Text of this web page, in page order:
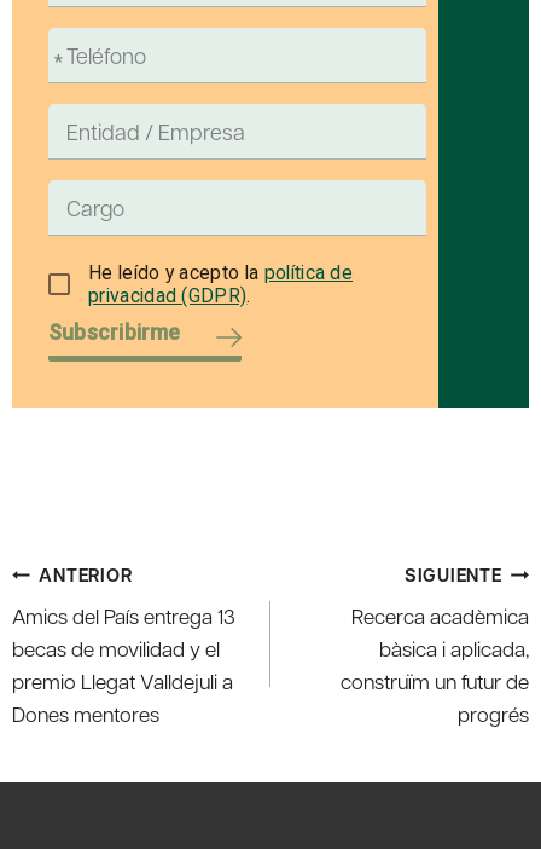
He leído y acepto la política de
privacidad (GDPR).
Subscribirme
Navegación
de
entradas
ANTERIOR
Amics del País entrega 13
becas de movilidad y el
premio Llegat Valldejuli a
Dones mentores
SIGUIENTE
Recerca acadèmica
bàsica i aplicada,
construïm un futur de
progrés